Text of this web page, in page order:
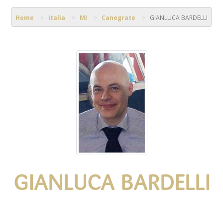
Home Italia MI Canegrate GIANLUCA BARDELLI
GIANLUCA BARDELLI